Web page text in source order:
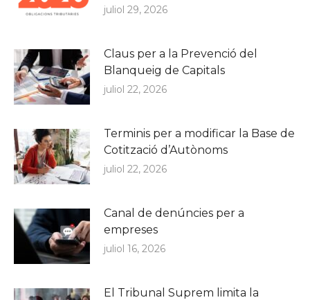
juliol 29, 2026
Claus per a la Prevenció del
Blanqueig de Capitals
juliol 22, 2026
Terminis per a modificar la Base de
Cotització d’Autònoms
juliol 22, 2026
Canal de denúncies per a
empreses
juliol 16, 2026
El Tribunal Suprem limita la